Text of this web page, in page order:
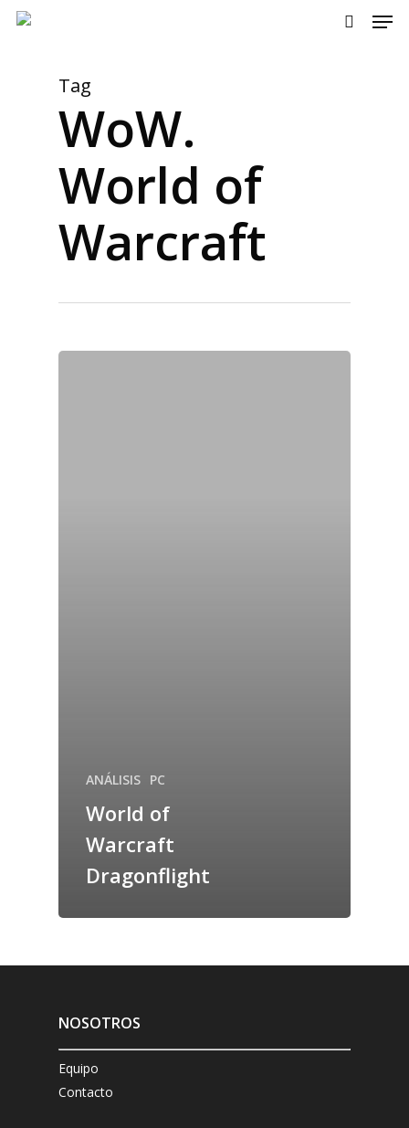
Skip
Tag
WoW.
World of
Warcraft
ANÁLISIS PC
World of
Warcraft
Dragonflight
NOSOTROS
Equipo
Contacto